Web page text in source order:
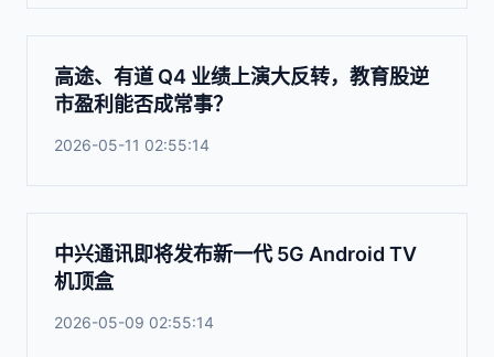
高途、有道 Q4 业绩上演大反转，教育股逆
市盈利能否成常事？
2026-05-11 02:55:14
中兴通讯即将发布新一代 5G Android TV
机顶盒
2026-05-09 02:55:14